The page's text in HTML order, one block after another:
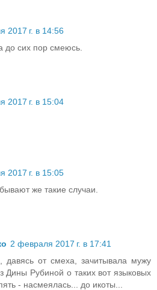
2017 г. в 14:56
до сих пор смеюсь.
2017 г. в 15:04
2017 г. в 15:05
же такие случаи.
2 февраля 2017 г. в 17:41
давясь от смеха, зачитывала мужу
Дины Рубиной о таких вот языковых
- насмеялась... до икоты...